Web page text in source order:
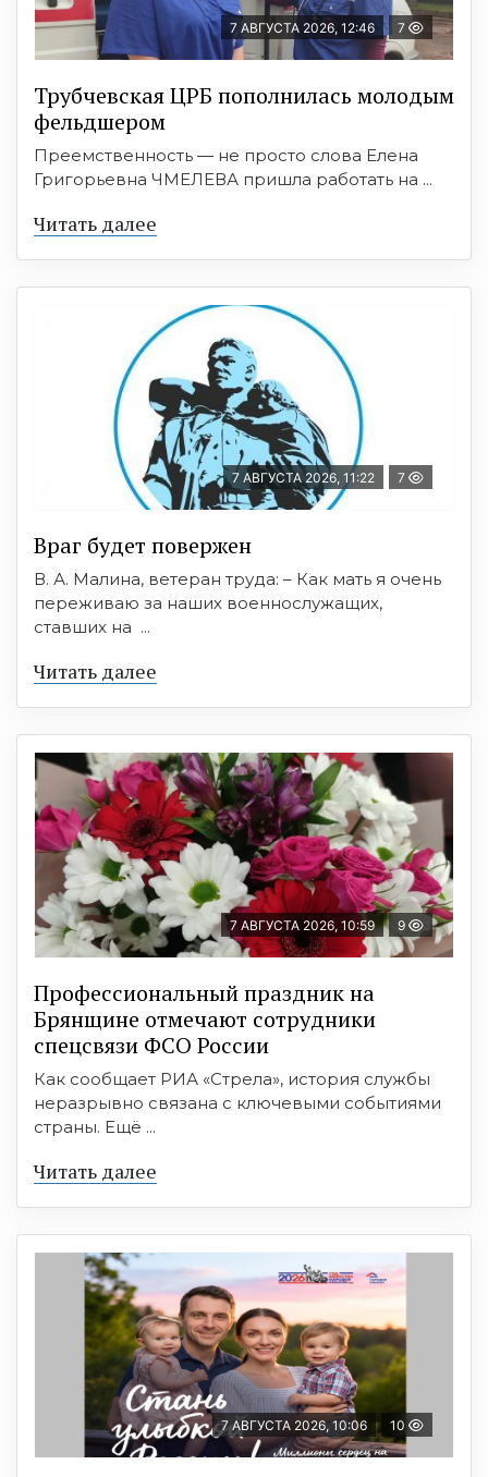
7 АВГУСТА 2026, 12:46 7
Трубчевская ЦРБ пополнилась молодым
фельдшером
Преемственность — не просто слова Елена
Григорьевна ЧМЕЛЕВА пришла работать на ...
Читать далее
7 АВГУСТА 2026, 11:22 7
Враг будет повержен
В. А. Малина, ветеран труда: – Как мать я очень
переживаю за наших военнослужащих,
ставших на ...
Читать далее
7 АВГУСТА 2026, 10:59 9
Профессиональный праздник на
Брянщине отмечают сотрудники
спецсвязи ФСО России
Как сообщает РИА «Стрела», история службы
неразрывно связана с ключевыми событиями
страны. Ещё ...
Читать далее
7 АВГУСТА 2026, 10:06 10